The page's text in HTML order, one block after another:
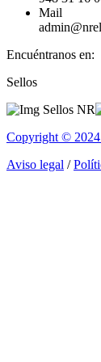
Mail
Encuéntranos en:
Facebook
opens
new
Linkedin
opens
new
Instagram
opens
new
Sellos
Copyright © 2024
Aviso legal /